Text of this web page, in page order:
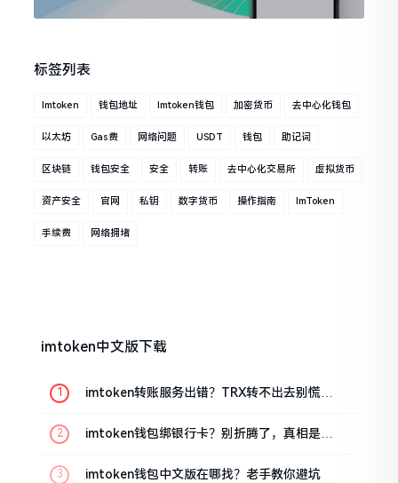
标签列表
Imtoken 钱包地址 Imtoken钱包 加密货币 去中心化钱包
以太坊 Gas费 网络问题 USDT 钱包 助记词
区块链 钱包安全 安全 转账 去中心化交易所 虚拟货币
资产安全 官网 私钥 数字货币 操作指南 ImToken
手续费 网络拥堵
imtoken中文版下载
imtoken转账服务出错？TRX转不出去别慌，
imtoken钱包绑银行卡？别折腾了，真相是这
imtoken钱包中文版在哪找？老手教你避坑